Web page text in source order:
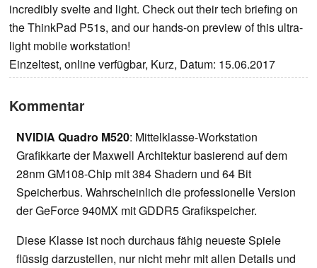
incredibly svelte and light. Check out their tech briefing on
the ThinkPad P51s, and our hands-on preview of this ultra-
light mobile workstation!
Einzeltest, online verfügbar, Kurz, Datum: 15.06.2017
Kommentar
NVIDIA Quadro M520: Mittelklasse-Workstation
Grafikkarte der Maxwell Architektur basierend auf dem
28nm GM108-Chip mit 384 Shadern und 64 Bit
Speicherbus. Wahrscheinlich die professionelle Version
der GeForce 940MX mit GDDR5 Grafikspeicher.
Diese Klasse ist noch durchaus fähig neueste Spiele
flüssig darzustellen, nur nicht mehr mit allen Details und